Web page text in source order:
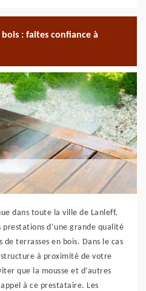
: faites confiance à
dans toute la ville de Lanleff,
d’une grande qualité
terrasses en bois. Dans le cas
structure à proximité de votre
que la mousse et d’autres
à ce prestataire. Les